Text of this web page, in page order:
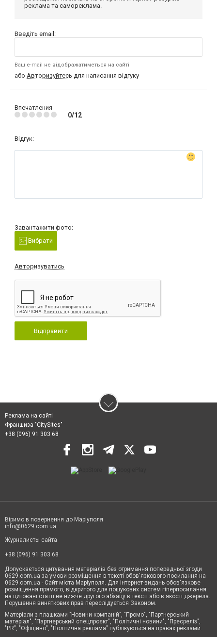
реклама та самореклама.
Введіть email:
Ваш e-mail не відображатиметься на сайті
або Авторизуйтесь для написання відгуку
Впечатления
0/12
Відгук:
Завантажити фото:
Вибрати
Авторизуватись
Відправити
Реклама на сайті
Франшиза "CitySites"
+38 (096) 91 303 68
Віримо в повернення до Маріуполя
info@0629.com.ua
Журналисты сайта
+38 (096) 91 303 68
Допускається цитування матеріалів без отримання попередньої згоди
0629.com.ua за умови розміщення в тексті обов'язкового посилання на
0629.com.ua - Сайт міста Маріуполя. Для інтернет-видань обов'язкове
розміщення прямого, відкритого для пошукових систем гіперпосилання
на цитовані статті не нижче другого абзацу в тексті або в якості джерела.
Порушення виняткових прав переслідується Законом.
Матеріали з плашками "Новини компаній", "Промо", "Партнерський
матеріал", "Партнерський спецпроєкт", "Політичні новини", "Пресреліз",
"PR", "Офіційно", "Політична реклама" публікуються на правах реклами.